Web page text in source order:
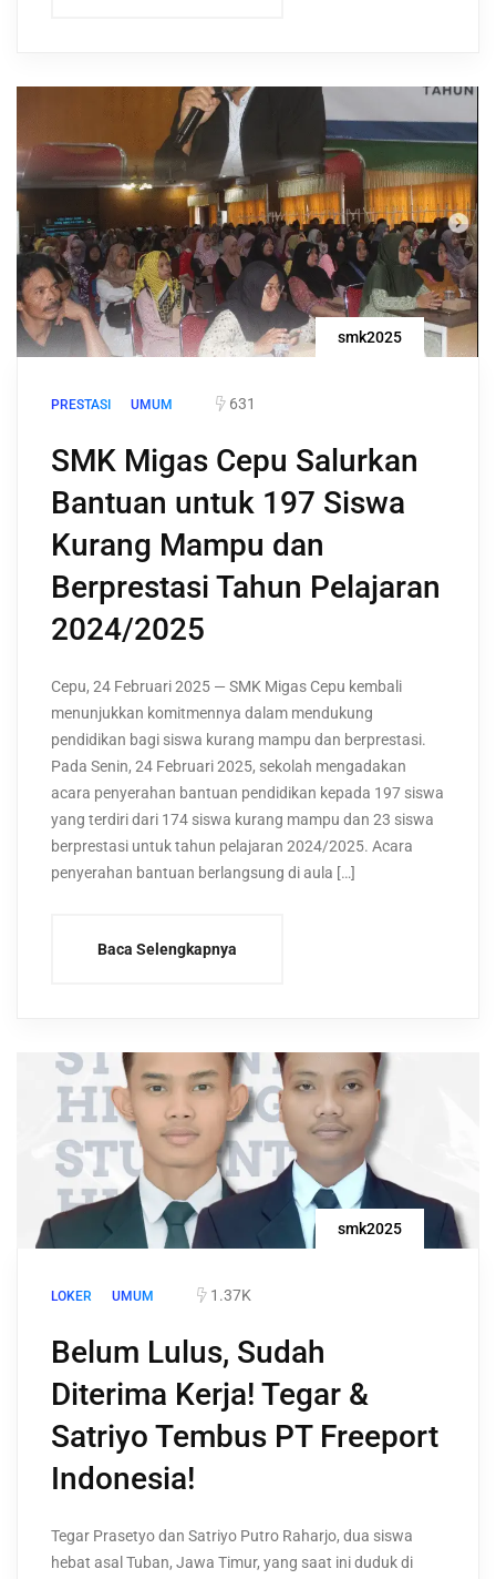
smk2025
PRESTASI UMUM 631
SMK Migas Cepu Salurkan
Bantuan untuk 197 Siswa
Kurang Mampu dan
Berprestasi Tahun Pelajaran
2024/2025
Cepu, 24 Februari 2025 — SMK Migas Cepu kembali
menunjukkan komitmennya dalam mendukung
pendidikan bagi siswa kurang mampu dan berprestasi.
Pada Senin, 24 Februari 2025, sekolah mengadakan
acara penyerahan bantuan pendidikan kepada 197 siswa
yang terdiri dari 174 siswa kurang mampu dan 23 siswa
berprestasi untuk tahun pelajaran 2024/2025. Acara
penyerahan bantuan berlangsung di aula […]
Baca Selengkapnya
smk2025
LOKER UMUM 1.37K
Belum Lulus, Sudah
Diterima Kerja! Tegar &
Satriyo Tembus PT Freeport
Indonesia!
Tegar Prasetyo dan Satriyo Putro Raharjo, dua siswa
hebat asal Tuban, Jawa Timur, yang saat ini duduk di